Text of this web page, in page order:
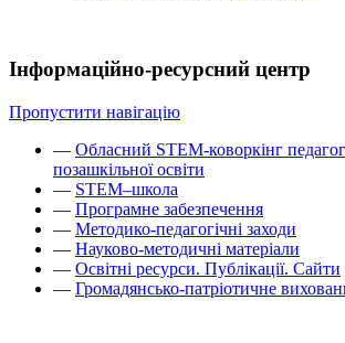
Інформаційно-ресурсний центр
Пропустити навігацію
— Обласний STEM-коворкінг
позашкільної освіти
— STEM–школа
— Програмне забезпечення
— Методико-педагогічні заходи
— Науково-методичні матеріали
— Освітні ресурси. Публікації. Сайти
— Громадянсько-патріотичне